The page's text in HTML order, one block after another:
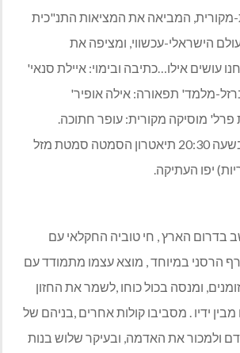
מקורית, המביאה את המציאות התנ"כית
הישראלי-עכשווי, ומציפה את
עושים אילו…כתיבה ובימוי: איילת סנאי'
מלמד' תפאורה: אילה אופיר'
פרל' מוסיקה מקורית: עופר חתוכה.
יום שלישי 22.3.22 בשעה 20:30 תיאטרון הסמטה סמטת מזל
. במושב בדרום הארץ , חי טוביה החקלאי עם
הרסני במיוחד , מוצא עצמו מתמודד עם
ומנסה בכול כוחו ,לשמר את החזון
ידיו . מסביבו קולות אחרים ,בניהם של
ולמכור את האדמה, ובעיקר שלוש בנות